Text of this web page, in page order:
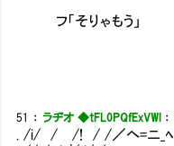
フ「そりゃもう」
51 ：ラヂオ ◆tFL0PQfExVWl ：
. /i/ / /! / /／ヘ=ニ_ﾍ＜